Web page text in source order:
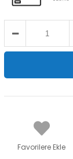
Favorilere Ekle